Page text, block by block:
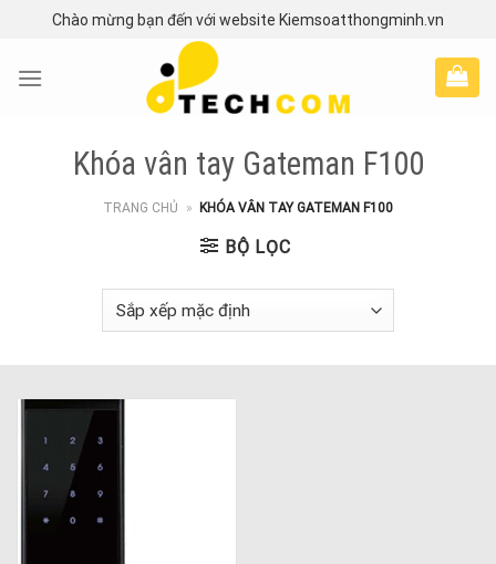
content
Chào mừng bạn đến với website Kiemsoatthongminh.vn
Khóa vân tay Gateman F100
TRANG CHỦ » KHÓA VÂN TAY GATEMAN F100
BỘ LỌC